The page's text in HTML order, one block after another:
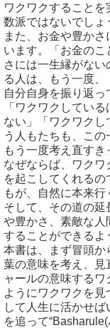
ワクワクすること
数派ではないでしょ
また、お金や豊か
います。「お金の
さには一生縁がな
る人は、もう一度、
自分自身を振り返っ
「ワクワクしてい
ない」「ワクワク
う人もたちも、こ
もう一度考え直すき
なぜならば、ワク
を起こしてくれる
もが、自然に本来行
そして、その道の
や豊かさ、素敵な人
することができるよ
本書は、まず冒頭か
葉の意味を考え、見
ャールの意味する
ようにワクワクを
して人生に活かせ
を追って